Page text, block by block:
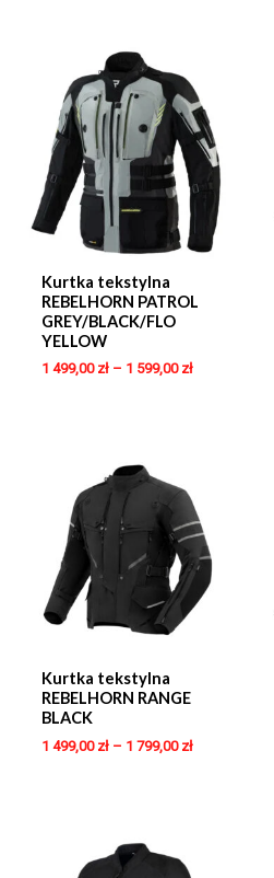
Kurtka tekstylna
REBELHORN PATROL
GREY/BLACK/FLO
YELLOW
1 499,00 zł– 1 599,00 zł
Kurtka tekstylna
REBELHORN RANGE
BLACK
1 499,00 zł– 1 799,00 zł